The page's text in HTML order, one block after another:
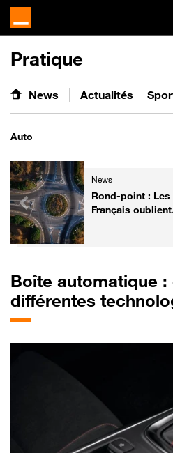
Pratique
News Actualités
Auto
News
Rond-point : Les
Français oublient
Boîte automatique
différentes